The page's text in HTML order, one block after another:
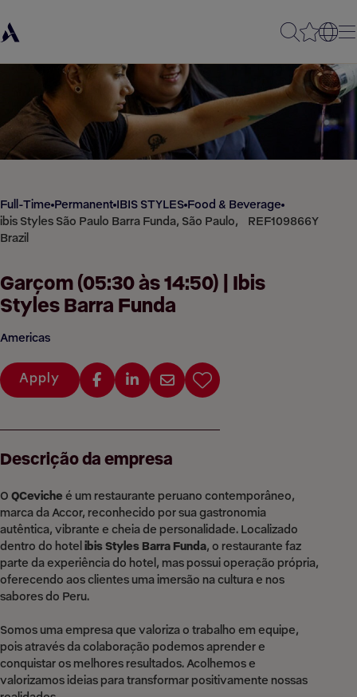
Full-Time Permanent IBIS STYLES Food & Beverage
ibis Styles São Paulo Barra Funda, São Paulo,
Brazil
REF109866Y
Garçom (05:30 às 14:50) | Ibis
Styles Barra Funda
Americas
Apply
Descrição da empresa
O QCeviche é um restaurante peruano contemporâneo,
marca da Accor, reconhecido por sua gastronomia
autêntica, vibrante e cheia de personalidade. Localizado
dentro do hotel ibis Styles Barra Funda, o restaurante faz
parte da experiência do hotel, mas possui operação própria,
oferecendo aos clientes uma imersão na cultura e nos
sabores do Peru.
Somos uma empresa que valoriza o trabalho em equipe,
pois através da colaboração podemos aprender e
conquistar os melhores resultados. Acolhemos e
valorizamos ideias para transformar positivamente nossas